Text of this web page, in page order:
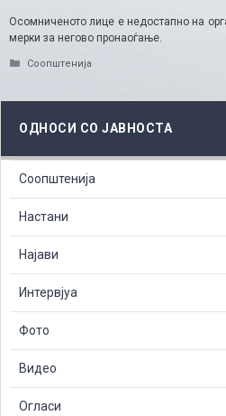
Осомниченото лице е недостапно на
мерки за негово пронаоѓање.
Categories
Соопштенија
ОДНОСИ СО ЈАВНОСТА
Соопштенија
Настани
Најави
Интервјуа
Фото
Видео
Огласи